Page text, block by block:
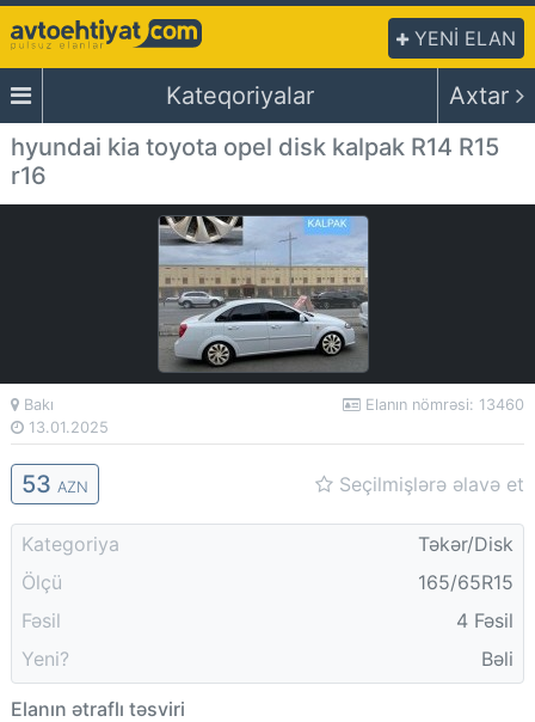
YENİ ELAN
Kateqoriyalar
Axtar
hyundai kia toyota opel disk kalpak R14 R15
r16
Bakı
13.01.2025
Elanın nömrəsi: 13460
53 AZN Seçilmişlərə əlavə et
Kategoriya
Təkər/Disk
Ölçü
165/65R15
Fəsil
4 Fəsil
Yeni?
Bəli
Elanın ətraflı təsviri